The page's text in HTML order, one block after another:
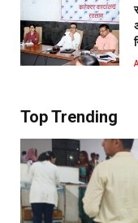
Top Trending